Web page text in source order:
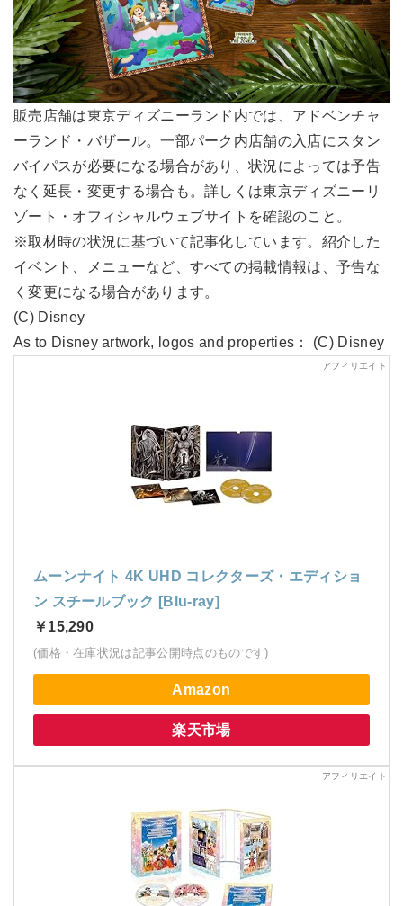
販売店舗は東京ディズニーランド内では、アドベンチャ
ーランド・バザール。一部パーク内店舗の入店にスタン
バイパスが必要になる場合があり、状況によっては予告
なく延長・変更する場合も。詳しくは東京ディズニーリ
ゾート・オフィシャルウェブサイトを確認のこと。
※取材時の状況に基づいて記事化しています。紹介した
イベント、メニューなど、すべての掲載情報は、予告な
く変更になる場合があります。
(C) Disney
As to Disney artwork, logos and properties： (C) Disney
ムーンナイト 4K UHD コレクターズ・エディショ
ン スチールブック [Blu-ray]
￥15,290
(価格・在庫状況は記事公開時点のものです)
Amazon
楽天市場